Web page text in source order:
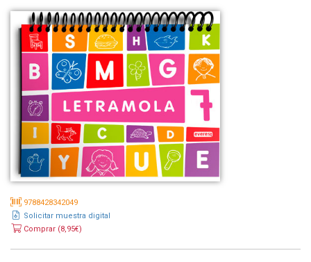
9788428342049
Solicitar muestra digital
Comprar (8,95€)